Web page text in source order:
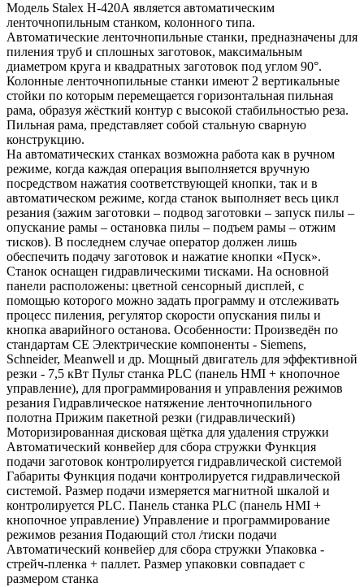
Модель Stalex H-420А является автоматическим
ленточнопильным станком, колонного типа.
Автоматические ленточнопильные станки, предназначены для
пиления труб и сплошных заготовок, максимальным
диаметром круга и квадратных заготовок под углом 90°.
Колонные ленточнопильные станки имеют 2 вертикальные
стойки по которым перемещается горизонтальная пильная
рама, образуя жёсткий контур с высокой стабильностью реза.
Пильная рама, представляет собой стальную сварную
конструкцию.
На автоматических станках возможна работа как в ручном
режиме, когда каждая операция выполняется вручную
посредством нажатия соответствующей кнопки, так и в
автоматическом режиме, когда станок выполняет весь цикл
резания (зажим заготовки – подвод заготовки – запуск пилы –
опускание рамы – остановка пилы – подъем рамы – отжим
тисков). В последнем случае оператор должен лишь
обеспечить подачу заготовок и нажатие кнопки «Пуск».
Станок оснащен гидравлическими тисками. На основной
панели расположены: цветной сенсорный дисплей, с
помощью которого можно задать программу и отслеживать
процесс пиления, регулятор скорости опускания пилы и
кнопка аварийного останова. Особенности: Произведён по
стандартам СЕ Электрические компоненты - Siemens,
Schneider, Meanwell и др. Мощный двигатель для эффективной
резки - 7,5 кВт Пульт станка PLC (панель HMI + кнопочное
управление), для программирования и управления режимов
резания Гидравлическое натяжение ленточнопильного
полотна Прижим пакетной резки (гидравлический)
Моторизированная дисковая щётка для удаления стружки
Автоматический конвейер для сбора стружки Функция
подачи заготовок контролируется гидравлической системой
Габариты Функция подачи контролируется гидравлической
системой. Размер подачи измеряется магнитной шкалой и
контролируется PLC. Панель станка PLC (панель HMI +
кнопочное управление) Управление и программирование
режимов резания Подающий стол /тиски подачи
Автоматический конвейер для сбора стружки Упаковка -
стрейч-пленка + паллет. Размер упаковки совпадает с
размером станка